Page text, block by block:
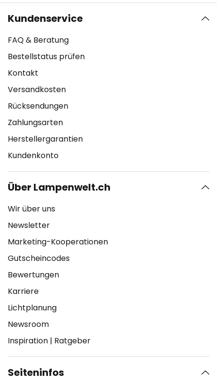
Kundenservice
FAQ & Beratung
Bestellstatus prüfen
Kontakt
Versandkosten
Rücksendungen
Zahlungsarten
Herstellergarantien
Kundenkonto
Über Lampenwelt.ch
Wir über uns
Newsletter
Marketing-Kooperationen
Gutscheincodes
Bewertungen
Karriere
Lichtplanung
Newsroom
Inspiration | Ratgeber
Seiteninfos